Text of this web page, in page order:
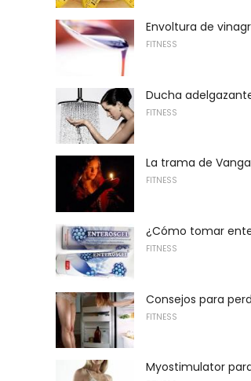
Envoltura de
FITNESS
Ducha
FITNESS
La trama de
FITNESS
¿Cómo tomar
FITNESS
Consejos para
FITNESS
Myostimulator